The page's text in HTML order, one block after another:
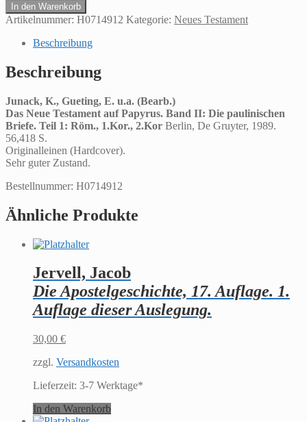
In den Warenkorb
Artikelnummer: H0714912 Kategorie: Neues Testament
Beschreibung
Beschreibung
Junack, K., Gueting, E. u.a. (Bearb.)
Das Neue Testament auf Papyrus. Band II: Die paulinischen
Briefe. Teil 1: Röm., 1.Kor., 2.Kor Berlin, De Gruyter, 1989.
56,418 S.
Originalleinen (Hardcover).
Sehr guter Zustand.
Bestellnummer: H0714912
Ähnliche Produkte
Jervell, Jacob
Die Apostelgeschichte, 17. Auflage. 1.
Auflage dieser Auslegung.
30,00 €
zzgl. Versandkosten
Lieferzeit: 3-7 Werktage*
In den Warenkorb